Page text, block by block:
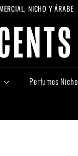
NICHO Y ÁRABE
A
B
S
C
S
Perfumes Nicho